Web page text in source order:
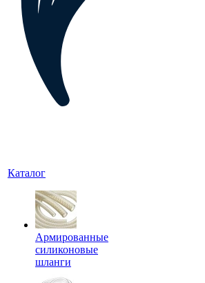
Каталог
Армированные
силиконовые
шланги